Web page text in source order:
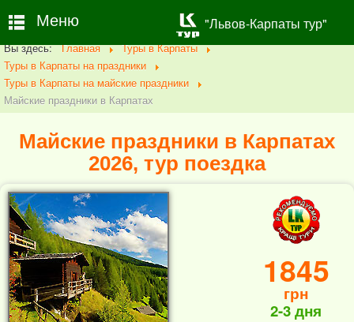
Вы здесь: Главная
Туры в Карпаты
Туры в Карпаты на праздники
Туры в Карпаты на майские праздники
Майские праздники в Карпатах
Майские праздники в Карпатах
2026, тур поездка
1845
грн
2-3 дня
Меню "Львов-Карпаты тур"